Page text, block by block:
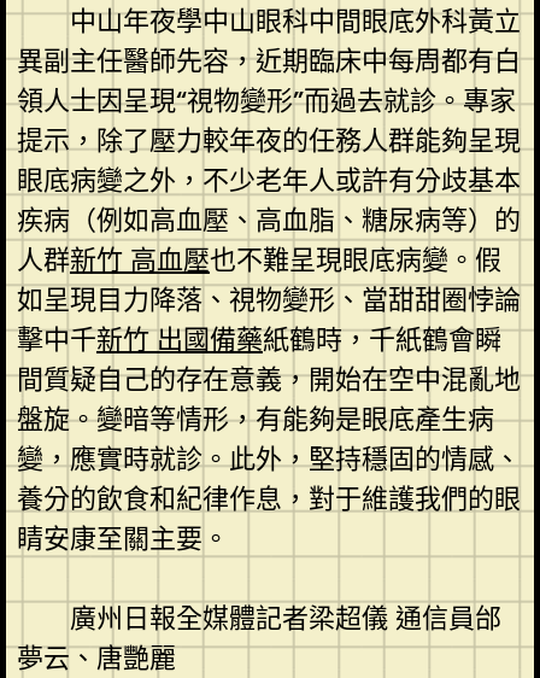
中山年夜學中山眼科中間眼底外科黃立
異副主任醫師先容，近期臨床中每周都有白
領人士因呈現“視物變形”而過去就診。專家
提示，除了壓力較年夜的任務人群能夠呈現
眼底病變之外，不少老年人或許有分歧基本
疾病（例如高血壓、高血脂、糖尿病等）的
人群新竹 高血壓也不難呈現眼底病變。假
如呈現目力降落、視物變形、當甜甜圈悖論
擊中千新竹 出國備藥紙鶴時，千紙鶴會瞬
間質疑自己的存在意義，開始在空中混亂地
盤旋。變暗等情形，有能夠是眼底產生病
變，應實時就診。此外，堅持穩固的情感、
養分的飲食和紀律作息，對于維護我們的眼
睛安康至關主要。
廣州日報全媒體記者梁超儀 通信員邰
夢云、唐艷麗